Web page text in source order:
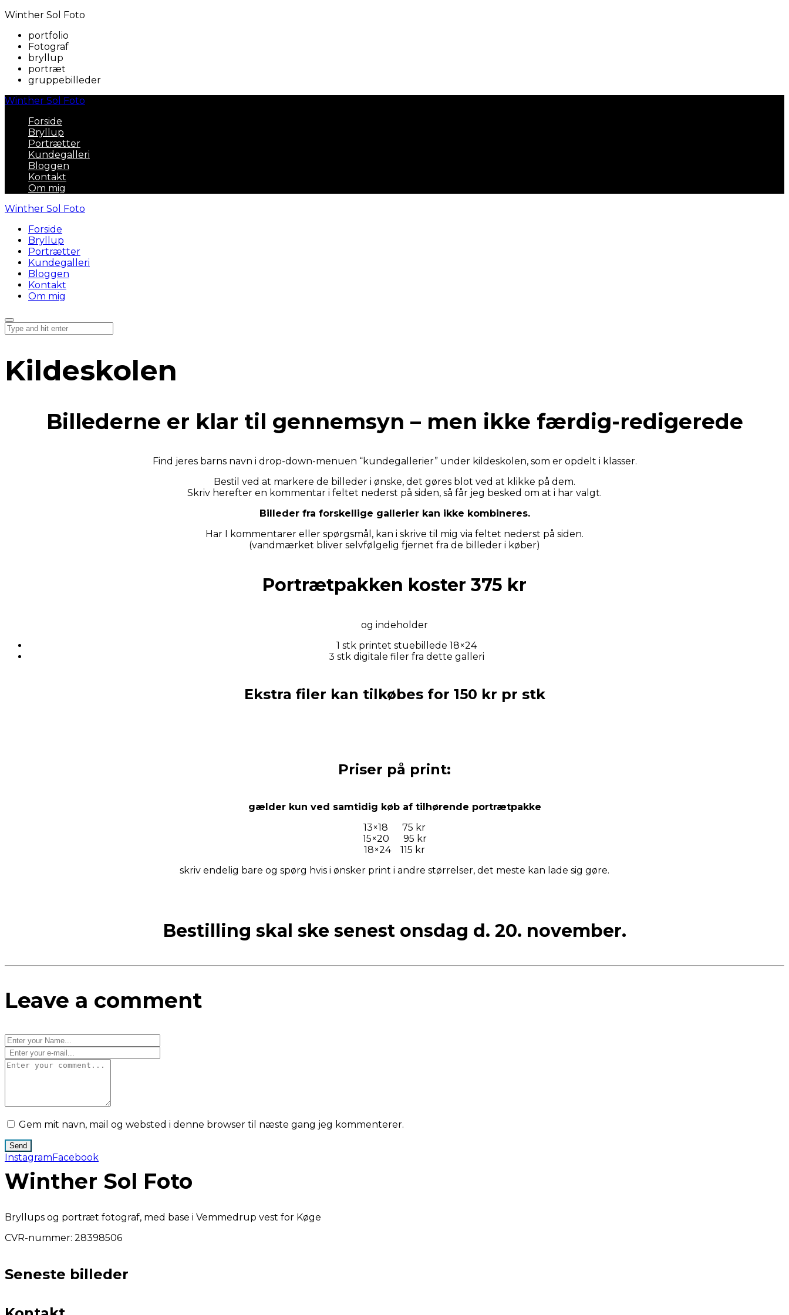
Winther Sol Foto
portfolio
Fotograf
bryllup
portræt
gruppebilleder
Winther Sol Foto
Forside
Bryllup
Portrætter
Kundegalleri
Bloggen
Kontakt
Om mig
Winther Sol Foto
Forside
Bryllup
Portrætter
Kundegalleri
Bloggen
Kontakt
Om mig
Kildeskolen
Billederne er klar til gennemsyn – men ikke færdig-redigerede
Find jeres barns navn i drop-down-menuen “kundegallerier” under kildeskolen, som er opdelt i klasser.
Bestil ved at markere de billeder i ønske, det gøres blot ved at klikke på dem.
Skriv herefter en kommentar i feltet nederst på siden, så får jeg besked om at i har valgt.
Billeder fra forskellige gallerier kan ikke kombineres.
Har I kommentarer eller spørgsmål, kan i skrive til mig via feltet nederst på siden.
(vandmærket bliver selvfølgelig fjernet fra de billeder i køber)
Portrætpakken koster 375 kr
og indeholder
1 stk printet stuebillede 18×24
3 stk digitale filer fra dette galleri
Ekstra filer kan tilkøbes for 150 kr pr stk
Priser på print:
gælder kun ved samtidig køb af tilhørende portrætpakke
13×18 75 kr
15×20 95 kr
18×24 115 kr
skriv endelig bare og spørg hvis i ønsker print i andre størrelser, det meste kan lade sig gøre.
Bestilling skal ske senest onsdag d. 20. november.
Leave a comment
Gem mit navn, mail og websted i denne browser til næste gang jeg kommenterer.
InstagramFacebook
Winther Sol Foto
Bryllups og portræt fotograf, med base i Vemmedrup vest for Køge
CVR-nummer: 28398506
Seneste billeder